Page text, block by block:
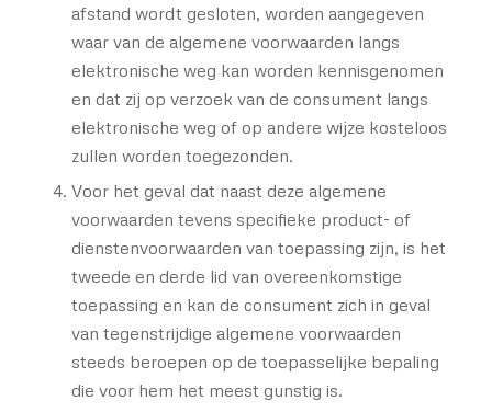
afstand wordt gesloten, worden aangegeven
waar van de algemene voorwaarden langs
elektronische weg kan worden kennisgenomen
en dat zij op verzoek van de consument langs
elektronische weg of op andere wijze kosteloos
zullen worden toegezonden.
Voor het geval dat naast deze algemene
voorwaarden tevens specifieke product- of
dienstenvoorwaarden van toepassing zijn, is het
tweede en derde lid van overeenkomstige
toepassing en kan de consument zich in geval
van tegenstrijdige algemene voorwaarden
steeds beroepen op de toepasselijke bepaling
die voor hem het meest gunstig is.